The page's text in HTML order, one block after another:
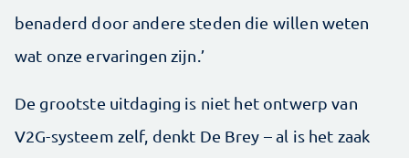
benaderd door andere steden die willen weten
wat onze ervaringen zijn.’
De grootste uitdaging is niet het ontwerp van
V2G-systeem zelf, denkt De Brey – al is het zaak